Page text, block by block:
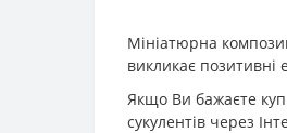
Мініатюрна
викликає позитивні
Якщо Ви бажаєте
сукулентів через